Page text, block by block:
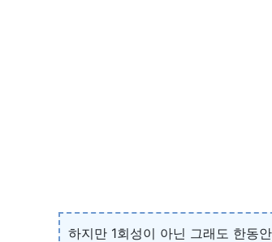
하지만 1회성이 아닌 그래도 한동